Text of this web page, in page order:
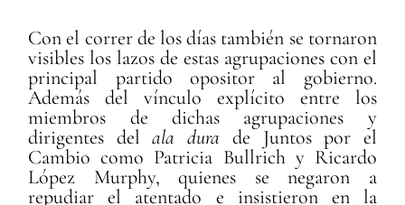
Con el correr de los días también se tornaron
visibles los lazos de estas agrupaciones con el
principal partido opositor al gobierno.
Además del vínculo explícito entre los
miembros de dichas agrupaciones y
dirigentes delala dura de Juntos por el
Cambio como Patricia Bullrich y Ricardo
López Murphy, quienes se negaron a
repudiar el atentado e insistieron en la